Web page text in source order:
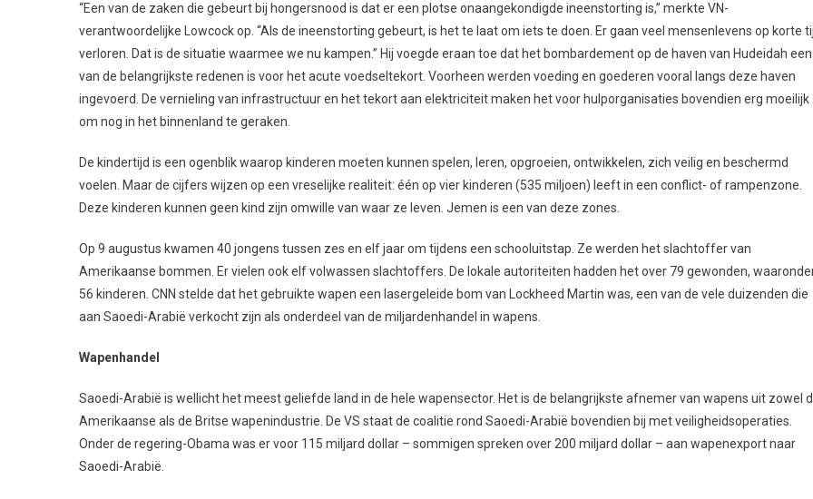
“Een van de zaken die gebeurt bij hongersnood is dat er een plotse onaangekondigde ineenstorting is,” merkte VN-
verantwoordelijke Lowcock op. “Als de ineenstorting gebeurt, is het te laat om iets te doen. Er gaan veel mensenlevens op korte
verloren. Dat is de situatie waarmee we nu kampen.” Hij voegde eraan toe dat het bombardement op de haven van Hudeidah een
van de belangrijkste redenen is voor het acute voedseltekort. Voorheen werden voeding en goederen vooral langs deze haven
ingevoerd. De vernieling van infrastructuur en het tekort aan elektriciteit maken het voor hulporganisaties bovendien erg moeilijk
om nog in het binnenland te geraken.
De kindertijd is een ogenblik waarop kinderen moeten kunnen spelen, leren, opgroeien, ontwikkelen, zich veilig en beschermd
voelen. Maar de cijfers wijzen op een vreselijke realiteit: één op vier kinderen (535 miljoen) leeft in een conflict- of rampenzone.
Deze kinderen kunnen geen kind zijn omwille van waar ze leven. Jemen is een van deze zones.
Op 9 augustus kwamen 40 jongens tussen zes en elf jaar om tijdens een schooluitstap. Ze werden het slachtoffer van
Amerikaanse bommen. Er vielen ook elf volwassen slachtoffers. De lokale autoriteiten hadden het over 79 gewonden,
56 kinderen. CNN stelde dat het gebruikte wapen een lasergeleide bom van Lockheed Martin was, een van de vele duizenden die
aan Saoedi-Arabië verkocht zijn als onderdeel van de miljardenhandel in wapens.
Wapenhandel
Saoedi-Arabië is wellicht het meest geliefde land in de hele wapensector. Het is de belangrijkste afnemer van wapens uit zowel
Amerikaanse als de Britse wapenindustrie. De VS staat de coalitie rond Saoedi-Arabië bovendien bij met veiligheidsoperaties.
Onder de regering-Obama was er voor 115 miljard dollar – sommigen spreken over 200 miljard dollar – aan wapenexport naar
Saoedi-Arabië.